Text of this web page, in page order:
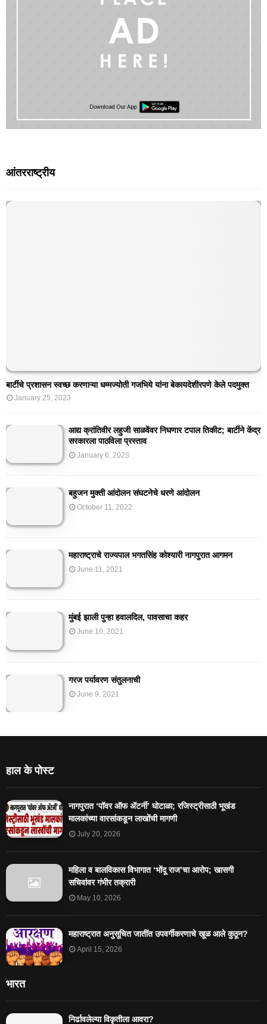
आंतरराष्ट्रीय
बार्टीचे प्रशासन स्वच्छ करणाऱ्या धम्मज्योती गजभिये यांना बेकायदेशीरपणे केले पदमुक्त
January 25, 2023
आद्य क्रांतिवीर लहुजी साळवेंवर निघणार टपाल तिकीट; बार्टीने केंद्र
सरकारला पाठविला प्रस्ताव
January 6, 2023
बहुजन मुक्ती आंदोलन संघटनेचे धरणे आंदोलन
October 11, 2022
महाराष्ट्राचे राज्यपाल भगतसिंह कोश्यारी नागपुरात आगमन
June 11, 2021
मुंबई झाली पुन्हा हवालदिल, पावसाचा कहर
June 10, 2021
गरज पर्यावरण संतुलनाची
June 9, 2021
हाल के पोस्ट
नागपुरात ‘पॉवर ऑफ ॲटर्नी’ घोटाळा; रजिस्ट्रीसाठी भूखंड
मालकांच्या वारसांकडून लाखोंची मागणी
July 20, 2026
महिला व बालविकास विभागात ‘भोंदू राज’चा आरोप; खासगी
सचिवांवर गंभीर तक्रारी
May 10, 2026
महाराष्ट्रात अनुसूचित जातींत उपवर्गीकरणाचे खूळ आले कुठून?
April 15, 2026
भारत
निर्ढावलेल्या विकृतीला आवरा?